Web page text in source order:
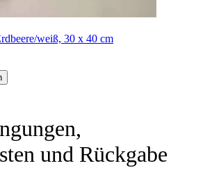
weiß, 30 x 40 cm
und Rückgabe